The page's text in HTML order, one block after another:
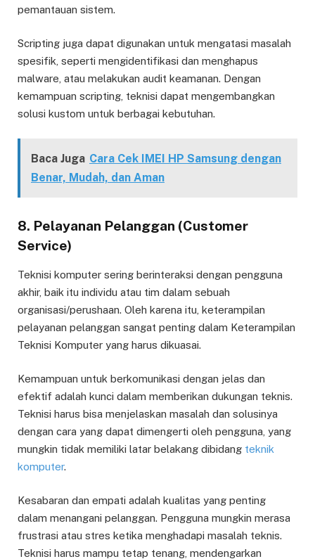
pemantauan sistem.
Scripting juga dapat digunakan untuk mengatasi masalah
spesifik, seperti mengidentifikasi dan menghapus
malware, atau melakukan audit keamanan. Dengan
kemampuan scripting, teknisi dapat mengembangkan
solusi kustom untuk berbagai kebutuhan.
Baca Juga Cara Cek IMEI HP Samsung dengan
Benar, Mudah, dan Aman
8. Pelayanan Pelanggan (Customer
Service)
Teknisi komputer sering berinteraksi dengan pengguna
akhir, baik itu individu atau tim dalam sebuah
organisasi/perushaan. Oleh karena itu, keterampilan
pelayanan pelanggan sangat penting dalam Keterampilan
Teknisi Komputer yang harus dikuasai.
Kemampuan untuk berkomunikasi dengan jelas dan
efektif adalah kunci dalam memberikan dukungan teknis.
Teknisi harus bisa menjelaskan masalah dan solusinya
dengan cara yang dapat dimengerti oleh pengguna, yang
mungkin tidak memiliki latar belakang dibidang teknik
komputer.
Kesabaran dan empati adalah kualitas yang penting
dalam menangani pelanggan. Pengguna mungkin merasa
frustrasi atau stres ketika menghadapi masalah teknis.
Teknisi harus mampu tetap tenang, mendengarkan